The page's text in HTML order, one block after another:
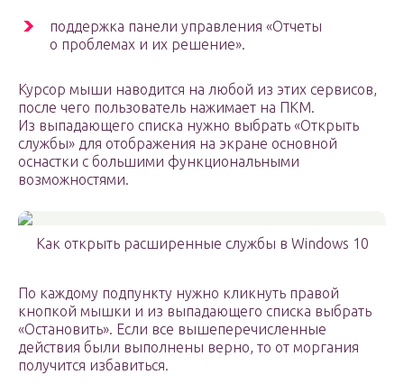
поддержка панели управления «Отчеты
о проблемах и их решение».
Курсор мыши наводится на любой из этих сервисов,
после чего пользователь нажимает на ПКМ.
Из выпадающего списка нужно выбрать «Открыть
службы» для отображения на экране основной
оснастки с большими функциональными
возможностями.
Как открыть расширенные службы в Windows 10
По каждому подпункту нужно кликнуть правой
кнопкой мышки и из выпадающего списка выбрать
«Остановить». Если все вышеперечисленные
действия были выполнены верно, то от моргания
получится избавиться.